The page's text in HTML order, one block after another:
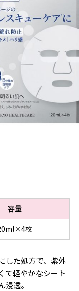
容量
枚
した処方で、紫外
て軽やかなシート
透。